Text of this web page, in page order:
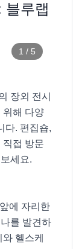
블루랩
1 / 5
장외 전시
위해 다양
다. 편집숍,
직접 방문
세요.
에 자리한
를 발견하
헬스케